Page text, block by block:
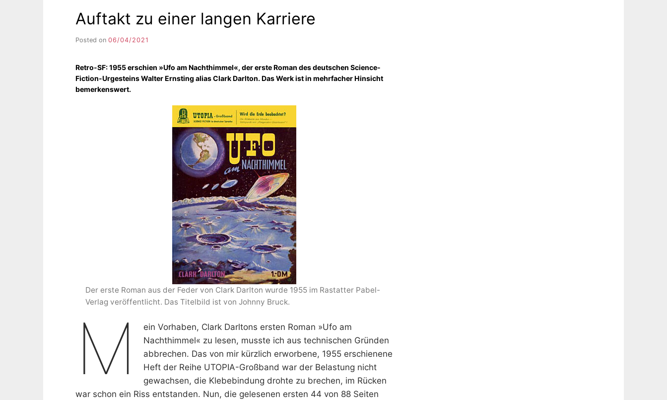
Auftakt zu einer langen Karriere
Posted on 06/04/2021
I
K
Retro-SF: 1955 erschien »Ufo am Nachthimmel«, der erste Roman des deutschen Science-
Fiction-Urgesteins Walter Ernsting alias Clark Darlton. Das Werk ist in mehrfacher Hinsicht
bemerkenswert.
Der erste Roman aus der Feder von Clark Darlton wurde 1955 im Rastatter Pabel-
Verlag veröffentlicht. Das Titelbild ist von Johnny Bruck.
M
ein Vorhaben, Clark Darltons ersten Roman »Ufo am
Nachthimmel« zu lesen, musste ich aus technischen Gründen
abbrechen. Das von mir kürzlich erworbene, 1955 erschienene
Heft der Reihe UTOPIA-Großband war der Belastung nicht
gewachsen, die Klebebindung drohte zu brechen, im Rücken
war schon ein Riss entstanden. Nun, die gelesenen ersten 44 von 88 Seiten